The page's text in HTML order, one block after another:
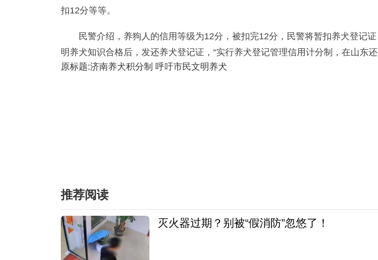
扣12分等等。
民警介绍，养狗人的信用等级为12分，被扣完12分，民警将暂扣养犬登记
明养犬知识合格后，发还养犬登记证，“实行养犬登记管理信用计分制，在山东还
原标题:济南养犬积分制 呼吁市民文明养犬
推荐阅读
灭火器过期？别被“假消防”忽悠了！